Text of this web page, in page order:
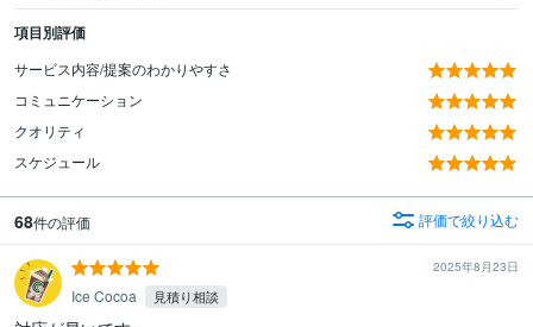
項目別評価
サービス内容/提案のわかりやすさ
コミュニケーション
クオリティ
スケジュール
68件の評価 評価で絞り込む
2025年8月23日
Ice Cocoa 見積り相談